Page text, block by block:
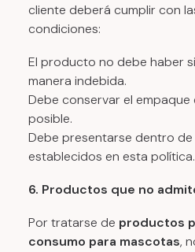
cliente deberá cumplir con
condiciones:
El producto no debe haber
manera indebida.
Debe conservar el empaque
posible.
Debe presentarse dentro
establecidos en esta política.
6. Productos que no
Por tratarse de productos
consumo para mascotas,